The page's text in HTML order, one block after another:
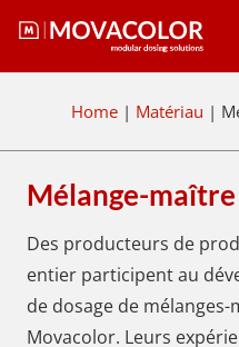
Home | Matériau |
Mélange-maître
Des producteurs de
entier participent au
de dosage de
Movacolor. Leurs